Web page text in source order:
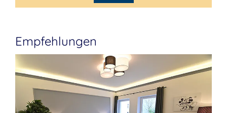
Empfehlungen